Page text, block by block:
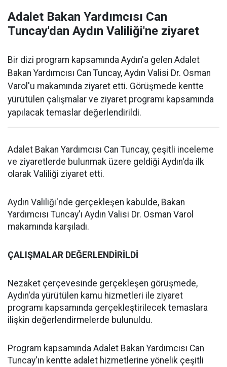
Adalet Bakan Yardımcısı Can
Tuncay'dan Aydın Valiliği'ne ziyaret
Bir dizi program kapsamında Aydın'a gelen Adalet
Bakan Yardımcısı Can Tuncay, Aydın Valisi Dr. Osman
Varol'u makamında ziyaret etti. Görüşmede kentte
yürütülen çalışmalar ve ziyaret programı kapsamında
yapılacak temaslar değerlendirildi.
Adalet Bakan Yardımcısı Can Tuncay, çeşitli inceleme
ve ziyaretlerde bulunmak üzere geldiği Aydın'da ilk
olarak Valiliği ziyaret etti.
Aydın Valiliği'nde gerçekleşen kabulde, Bakan
Yardımcısı Tuncay'ı Aydın Valisi Dr. Osman Varol
makamında karşıladı.
ÇALIŞMALAR DEĞERLENDİRİLDİ
Nezaket çerçevesinde gerçekleşen görüşmede,
Aydın'da yürütülen kamu hizmetleri ile ziyaret
programı kapsamında gerçekleştirilecek temaslara
ilişkin değerlendirmelerde bulunuldu.
Program kapsamında Adalet Bakan Yardımcısı Can
Tuncay'ın kentte adalet hizmetlerine yönelik çeşitli